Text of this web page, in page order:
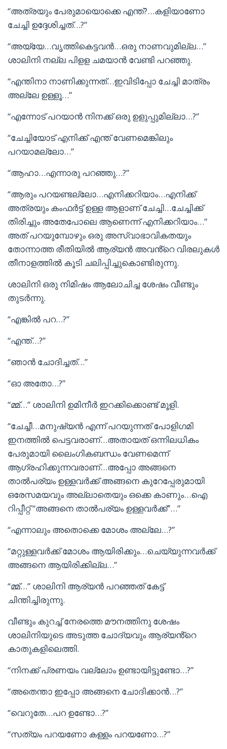
“അത്രയും പേരുമായൊക്കെ എന്ത്?…കളിയാണോ
ചേച്ചി ഉദ്ദേശിച്ചത്…?”
“അയ്യേ…വൃത്തികെട്ടവൻ…ഒരു നാണവുമില്ല…”
ശാലിനി നല്ല പിളള ചമയാൻ വേണ്ടി പറഞ്ഞു.
“എന്തിനാ നാണിക്കുന്നത്…ഇവിടിപ്പോ ചേച്ചി മാത്രം
അല്ലേ ഉള്ളൂ…”
“എന്നോട് പറയാൻ നിനക്ക് ഒരു ഉളുപ്പുമില്ലാ…?”
“ചേച്ചിയോട് എനിക്ക് എന്ത് വേണമെങ്കിലും
പറയാമല്ലോ…”
“ആഹാ…എന്നാരു പറഞ്ഞു…?”
“ആരും പറയണ്ടല്ലോ…എനിക്കറിയാം…എനിക്ക്
അത്രയും കംഫർട്ട് ഉള്ള ആളാണ് ചേച്ചി…ചേച്ചിക്ക്
തിരിച്ചും അതേപോലെ ആണെന്ന് എനിക്കറിയാം…”
അത് പറയുമ്പോഴും ഒരു അസ്വാഭാവികതയും
തോന്നാത്ത രീതിയിൽ ആര്യൻ അവൻ്റെ വിരലുകൾ
തീനാളത്തിൽ കൂടി ചലിപ്പിച്ചുകൊണ്ടിരുന്നു.
ശാലിനി ഒരു നിമിഷം ആലോചിച്ച ശേഷം വീണ്ടും
തുടർന്നു.
“എങ്കിൽ പറ…?”
“എന്ത്…?”
“ഞാൻ ചോദിച്ചത്…”
“ഓ അതോ…?”
“മ്മ്…” ശാലിനി ഉമിനീർ ഇറക്കിക്കൊണ്ട് മൂളി.
“ചേച്ചീ…മനുഷ്യൻ എന്ന് പറയുന്നത് പോളിഗമി
ഇനത്തിൽ പെട്ടവരാണ്…അതായത് ഒന്നിലധികം
പേരുമായി ലൈംഗികബന്ധം വേണമെന്ന്
ആഗ്രഹിക്കുന്നവരാണ്…അപ്പോ അങ്ങനെ
താൽപര്യം ഉള്ളവർക്ക് അങ്ങനെ കുറേപ്പേരുമായി
ഒരേസമയവും അല്ലാതെയും ഒക്കെ കാണും…ഐ
റിപ്പീറ്റ് “അങ്ങനെ താൽപര്യം ഉള്ളവർക്ക്”…”
“എന്നാലും അതൊക്കെ മോശം അല്ലേ…?”
“മറ്റുള്ളവർക്ക് മോശം ആയിരിക്കും…ചെയ്യുന്നവർക്ക്
അങ്ങനെ ആയിരിക്കില്ല…”
“മ്മ്…” ശാലിനി ആര്യൻ പറഞ്ഞത് കേട്ട്
ചിന്തിച്ചിരുന്നു.
വീണ്ടും കുറച്ച് നേരത്തെ മൗനത്തിനു ശേഷം
ശാലിനിയുടെ അടുത്ത ചോദ്യവും ആര്യൻ്റെ
കാതുകളിലെത്തി.
“നിനക്ക് പ്രണയം വല്ലോം ഉണ്ടായിട്ടുണ്ടോ…?”
“അതെന്താ ഇപ്പോ അങ്ങനെ ചോദിക്കാൻ…?”
“വെറുതേ…പറ ഉണ്ടോ…?”
“സത്യം പറയണോ കള്ളം പറയണോ…?”